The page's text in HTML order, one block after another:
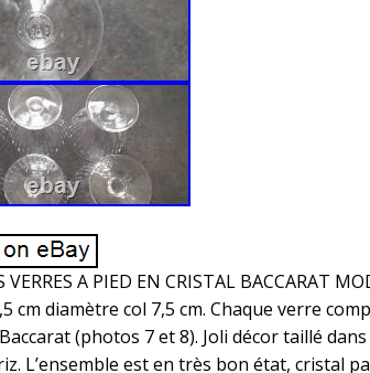
VERRES A PIED EN CRISTAL BACCARAT
cm diamètre col 7,5 cm. Chaque verre
(photos 7 et 8). Joli décor taillé
L’ensemble est en très bon état, cristal